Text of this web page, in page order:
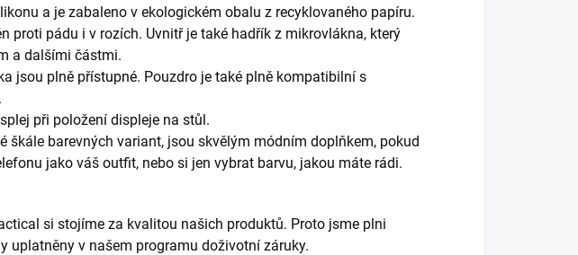
a je zabaleno v ekologickém obalu z recyklovaného papíru.
proti pádu i v rozích. Uvnitř je také hadřík z mikrovlákna, který
a dalšími částmi.
jsou plně přístupné. Pouzdro je také plně kompatibilní s
při položení displeje na stůl.
škále barevných variant, jsou skvělým módním doplňkem, pokud
jako váš outfit, nebo si jen vybrat barvu, jakou máte rádi.
si stojíme za kvalitou našich produktů. Proto jsme plni
uplatněny v našem programu doživotní záruky.